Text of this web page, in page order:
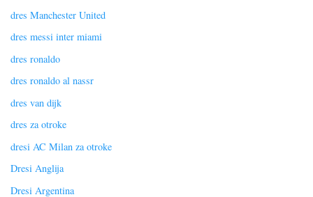
dres Manchester United
dres messi inter miami
dres ronaldo
dres ronaldo al nassr
dres van dijk
dres za otroke
dresi AC Milan za otroke
Dresi Anglija
Dresi Argentina